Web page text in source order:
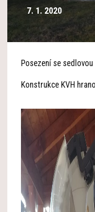
7. 1. 2020
Posezení se
Konstrukce KVH